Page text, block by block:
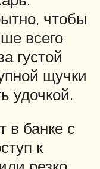
чтобы
всего
густой
щучки
удочкой.
в банке с
к